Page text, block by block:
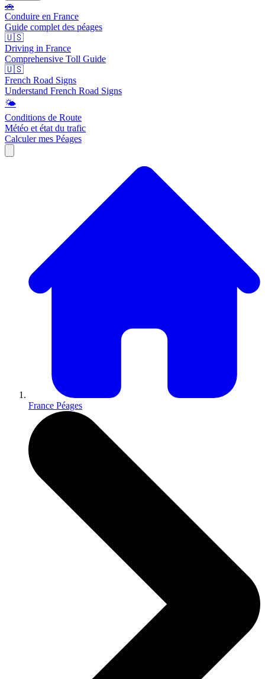
🚗
Conduire en France
Guide complet des péages
🇺🇸
Driving in France
Comprehensive Toll Guide
🇺🇸
French Road Signs
Understand French Road Signs
🌤️
Conditions de Route
Météo et état du trafic
Calculer mes Péages
France Péages